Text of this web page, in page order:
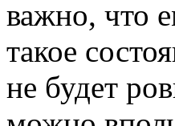
важно, что
такое
не будет